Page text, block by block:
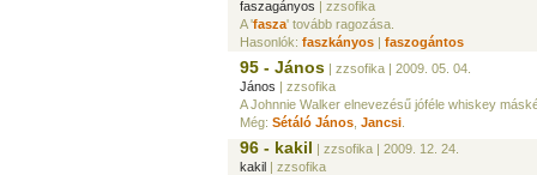
faszagányos | zzsofika
A 'fasza' tovább ragozása.
Hasonlók: faszkányos | faszogántos
95 - János | zzsofika | 2009. 05. 04.
János | zzsofika
A Johnnie Walker elnevezésű jóféle whiskey
Még: Sétáló János Jancsi
96 - kakil | zzsofika | 2009. 12. 24.
kakil | zzsofika